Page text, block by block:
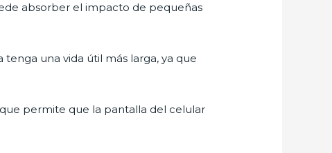
absorber el impacto de pequeñas
una vida útil más larga, ya que
permite que la pantalla del celular